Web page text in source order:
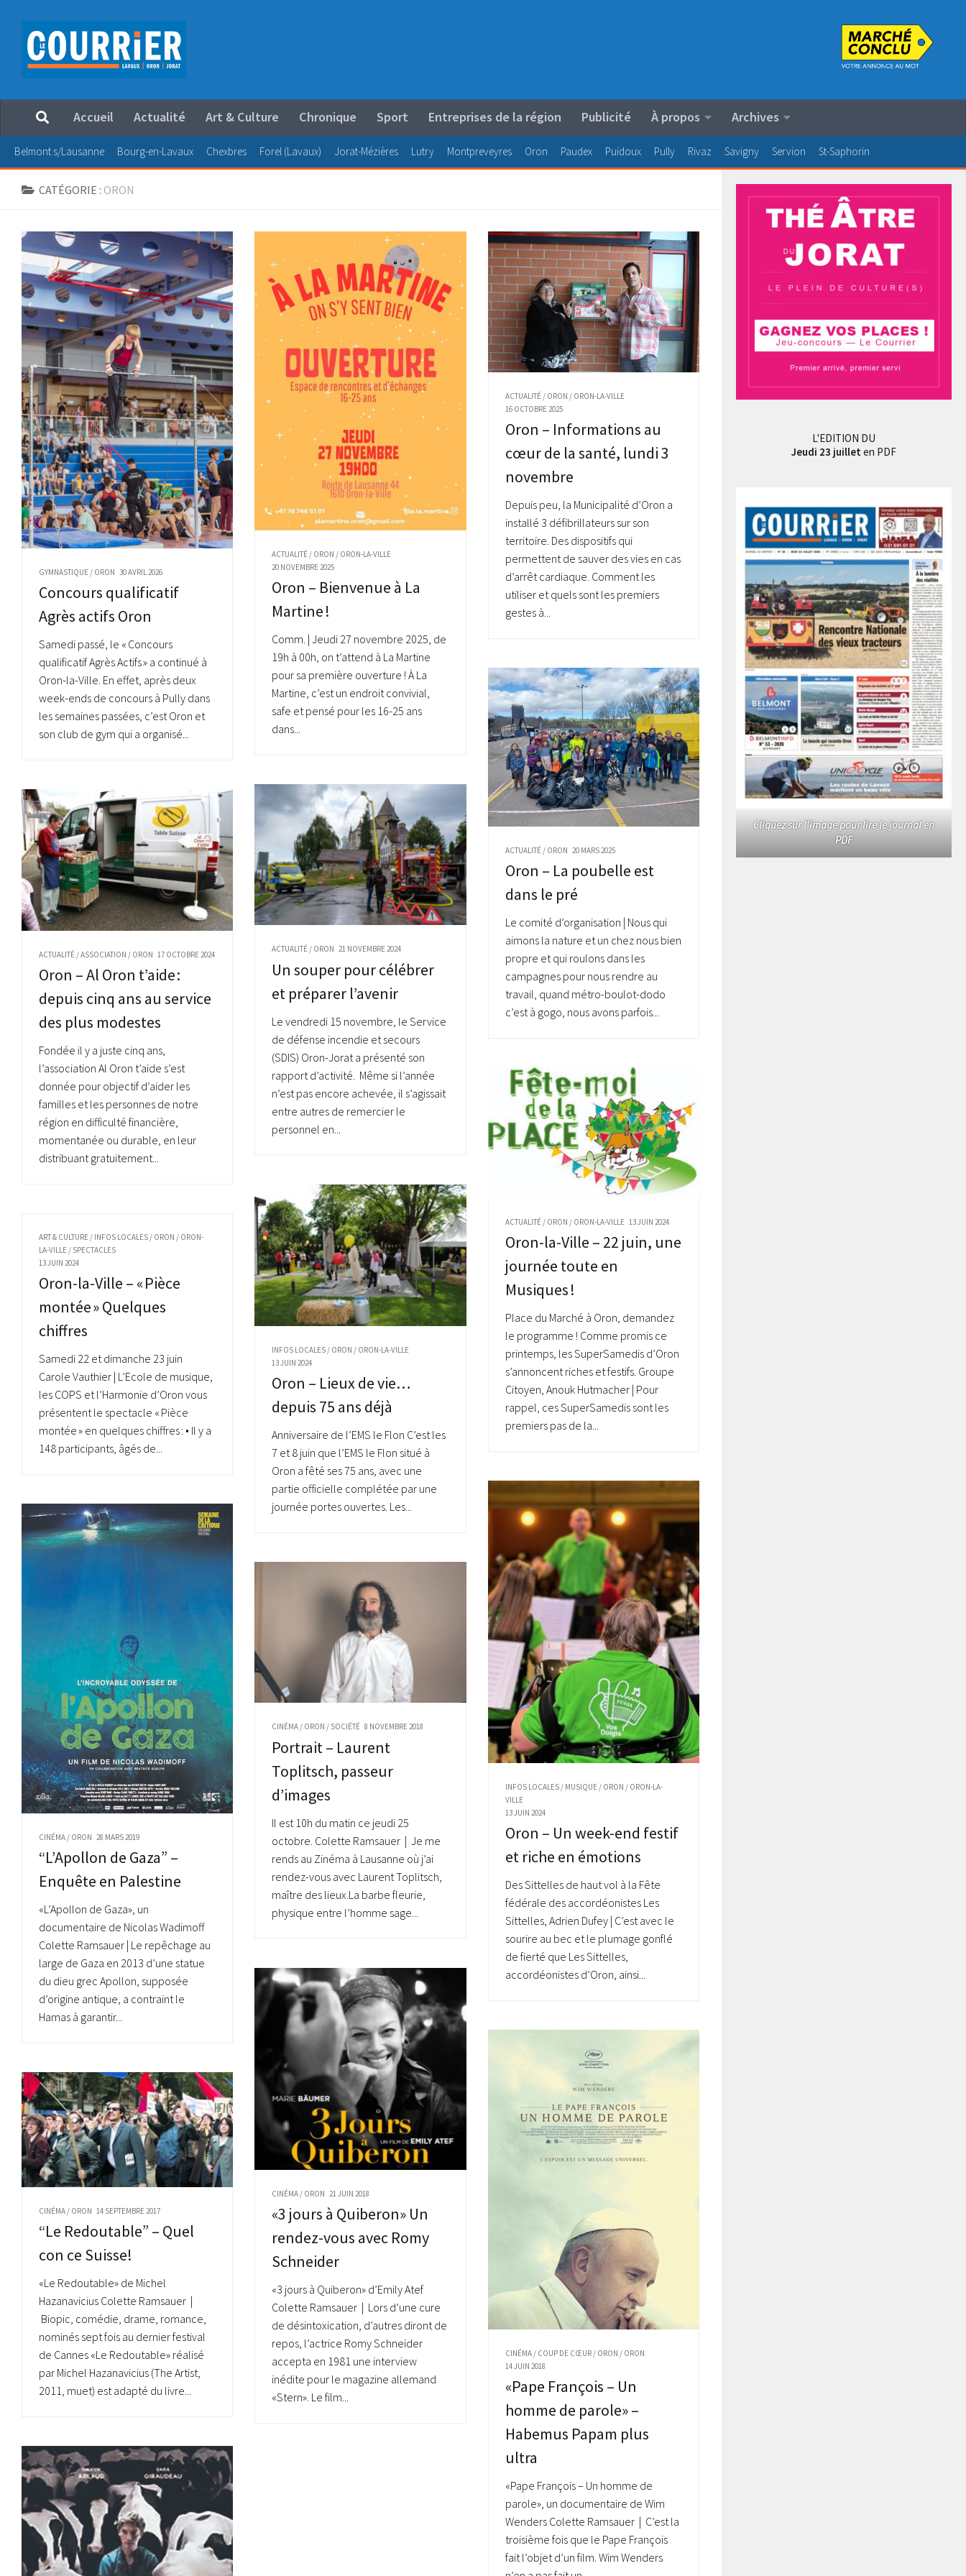
Au dessous du contenu
Accueil Actualité Art & Culture Chronique Sport Entreprises de la région Publicité À propos Archives
Belmont s/Lausanne Bourg-en-Lavaux Chexbres Forel (Lavaux) Jorat-Mézières Lutry Montpreveyres Oron Paudex Puidoux Pully Rivaz Savigny Servion St-Saphorin
CATÉGORIE : ORON
GYMNASTIQUE / ORON 30 AVRIL 2026
Concours qualificatif
Agrès actifs Oron
Samedi passé, le « Concours
qualificatif Agrès Actifs » a continué à
Oron-la-Ville. En effet, après deux
week-ends de concours à Pully dans
les semaines passées, c’est Oron et
son club de gym qui a organisé...
ACTUALITÉ / ORON / ORON-LA-VILLE
20 NOVEMBRE 2025
Oron – Bienvenue à La
Martine !
Comm. | Jeudi 27 novembre 2025, de
19h à 00h, on t’attend à La Martine
pour sa première ouverture ! À La
Martine, c’est un endroit convivial,
safe et pensé pour les 16-25 ans
dans...
ACTUALITÉ/ ORON / ORON-LA-VILLE
16 OCTOBRE 2025
Oron – Informations au
cœur de la santé, lundi 3
novembre
Depuis peu, la Municipalité d’Oron a
installé 3 défibrillateurs sur son
territoire. Des dispositifs qui
permettent de sauver des vies en cas
d’arrêt cardiaque. Comment les
utiliser et quels sont les premiers
gestes à...
ACTUALITÉ/ ORON 20 MARS 2025
Oron – La poubelle est
dans le pré
Le comité d’organisation | Nous qui
aimons la nature et un chez nous bien
propre et qui roulons dans les
campagnes pour nous rendre au
travail, quand métro-boulot-dodo
c’est à gogo, nous avons parfois...
ACTUALITÉ / ORON 21 NOVEMBRE 2024
Un souper pour célébrer
et préparer l’avenir
Le vendredi 15 novembre, le Service
de défense incendie et secours
(SDIS) Oron-Jorat a présenté son
rapport d’activité. Même si l’année
n’est pas encore achevée, il s’agissait
entre autres de remercier le
personnel en...
ACTUALITÉ /ASSOCIATION / ORON 17 OCTOBRE 2024
Oron – Al Oron t’aide :
depuis cinq ans au service
des plus modestes
Fondée il y a juste cinq ans,
l’association Al Oron t’aide s’est
donnée pour objectif d’aider les
familles et les personnes de notre
région en difficulté financière,
momentanée ou durable, en leur
distribuant gratuitement...
ACTUALITÉ/ ORON / ORON-LA-VILLE 13 JUIN 2024
Oron-la-Ville – 22 juin, une
journée toute en
Musiques !
Place du Marché à Oron, demandez
le programme ! Comme promis ce
printemps, les SuperSamedis d’Oron
s’annoncent riches et festifs. Groupe
Citoyen, Anouk Hutmacher | Pour
rappel, ces SuperSamedis sont les
premiers pas de la...
INFOS LOCALES / ORON / ORON-LA-VILLE
13 JUIN 2024
Oron – Lieux de vie…
depuis 75 ans déjà
Anniversaire de l’EMS le Flon C’est les
7 et 8 juin que l’EMS le Flon situé à
Oron a fêté ses 75 ans, avec une
partie officielle complétée par une
journée portes ouvertes. Les...
ART & CULTURE / INFOS LOCALES / ORON / ORON-
LA-VILLE / SPECTACLES
13 JUIN 2024
Oron-la-Ville – « Pièce
montée » Quelques
chiffres
Samedi 22 et dimanche 23 juin
Carole Vauthier | L’Ecole de musique,
les COPS et l’Harmonie d’Oron vous
présentent le spectacle « Pièce
montée » en quelques chiffres : • Il y a
148 participants, âgés de...
INFOS LOCALES/ MUSIQUE/ ORON / ORON-LA-
VILLE
13 JUIN 2024
Oron – Un week-end festif
et riche en émotions
Des Sittelles de haut vol à la Fête
fédérale des accordéonistes Les
Sittelles, Adrien Dufey | C’est avec le
sourire au bec et le plumage gonflé
de fierté que Les Sittelles,
accordéonistes d’Oron, ainsi...
CINÉMA / ORON 28 MARS 2019
“L’Apollon de Gaza” –
Enquête en Palestine
«L’Apollon de Gaza», un
documentaire de Nicolas Wadimoff
Colette Ramsauer | Le repêchage au
large de Gaza en 2013 d’une statue
du dieu grec Apollon, supposée
d’origine antique, a contraint le
Hamas à garantir...
CINÉMA / ORON / SOCIÉTÉ 8 NOVEMBRE 2018
Portrait – Laurent
Toplitsch, passeur
d’images
Il est 10h du matin ce jeudi 25
octobre. Colette Ramsauer | Je me
rends au Zinéma à Lausanne où j’ai
rendez-vous avec Laurent Toplitsch,
maître des lieux.La barbe fleurie,
physique entre l’homme sage...
CINÉMA / ORON 21 JUIN 2018
«3 jours à Quiberon» Un
rendez-vous avec Romy
Schneider
«3 jours à Quiberon» d’Emily Atef
Colette Ramsauer | Lors d’une cure
de désintoxication, d’autres diront de
repos, l’actrice Romy Schneider
accepta en 1981 une interview
inédite pour le magazine allemand
«Stern». Le film...
CINÉMA/ COUP DE CŒUR/ ORON / ORON
14 JUIN 2018
«Pape François – Un
homme de parole» –
Habemus Papam plus
ultra
«Pape François – Un homme de
parole», un documentaire de Wim
Wenders Colette Ramsauer | C’est la
troisième fois que le Pape François
fait l’objet d’un film. Wim Wenders
CINÉMA / ORON 14 SEPTEMBRE 2017
“Le Redoutable” – Quel
con ce Suisse!
«Le Redoutable» de Michel
Hazanavicius Colette Ramsauer |
Biopic, comédie, drame, romance,
nominés sept fois au dernier festival
de Cannes «Le Redoutable» réalisé
par Michel Hazanavicius (The Artist,
2011, muet) est adapté du livre...
L'EDITION DU
Jeudi 23 juillet en PDF
Cliquez sur l'image pour lire le journal en
PDF